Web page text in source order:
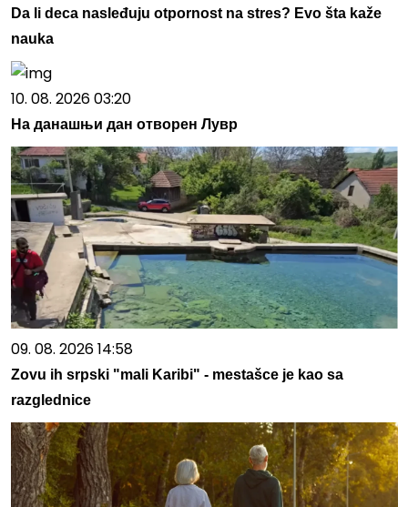
Da li deca nasleđuju otpornost na stres? Evo šta kaže
nauka
10. 08. 2026 03:20
На данашњи дан отворен Лувр
09. 08. 2026 14:58
Zovu ih srpski "mali Karibi" - mestašce je kao sa
razglednice